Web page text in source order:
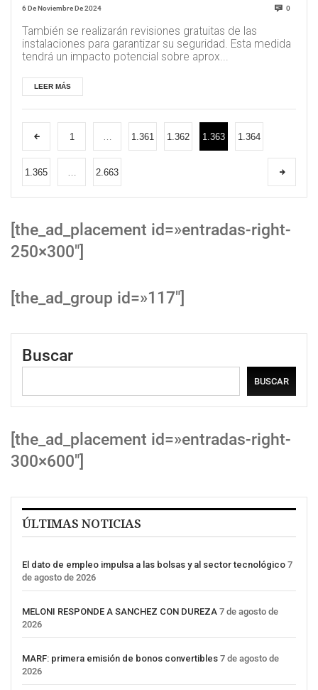
6 De Noviembre De 2024 0
También se realizarán revisiones gratuitas de las
instalaciones para garantizar su seguridad. Esta medida
tendrá un impacto potencial sobre aprox...
LEER MÁS
1 1.361 1.362 1.363 1.364
1.365 2.663
[the_ad_placement id=»entradas-right-
250×300″]
[the_ad_group id=»117″]
Buscar
BUSCAR
[the_ad_placement id=»entradas-right-
300×600″]
ÚLTIMAS NOTICIAS
El dato de empleo impulsa a las bolsas y al sector tecnológico 7
de agosto de 2026
MELONI RESPONDE A SANCHEZ CON DUREZA 7 de agosto de
2026
MARF: primera emisión de bonos convertibles 7 de agosto de
2026